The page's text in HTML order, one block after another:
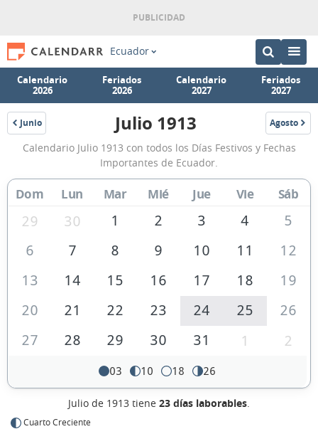
Ecuador
Calendario
2026
Feriados
2026
Calendario
2027
Feriados
2027
Junio
1913
Calendario
Julio
1913
de
Ecuador
Julio 1913 Agosto
1913
Calendario Julio 1913 con todos los Días Festivos y Fechas
Importantes de Ecuador.
Dom Lun Mar Mié Jue Vie Sáb
29 30 1 2 3 4
5
6
7 8 9 10 11
12
13
14 15 16 17 18
19
20
21 22 23 24 25
26
27
28 29 30 31 1 2
03 10 18 26
Julio de 1913 tiene 23 días laborables.
Cuarto Creciente